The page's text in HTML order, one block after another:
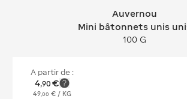
Auvernou MiniAuvernou
Mini bâtonnets unis
100 G
A partir de :
4,90 €
49,00 € / KG